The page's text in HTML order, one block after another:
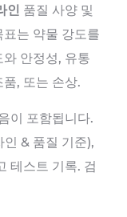
인 품질 사양 및
는 약물 강도를
안정성, 유통
, 또는 손상.
이 포함됩니다.
인 & 품질 기준),
테스트 기록. 검